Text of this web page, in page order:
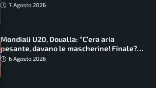
7 Agosto 2026
Mondiali U20, Doualla: “C’era aria
pesante, davano le mascherine! Finale?
Non ho nulla da perdere”
6 Agosto 2026